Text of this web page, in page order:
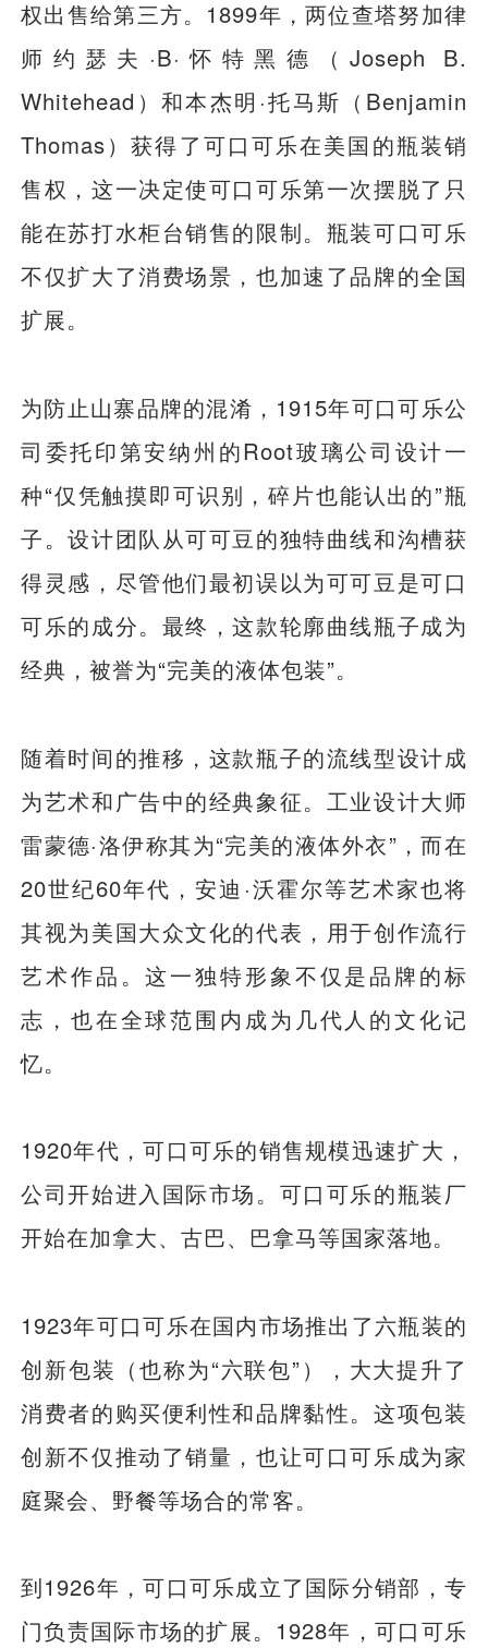
权出售给第三方。1899年，两位查塔努加律
师约瑟夫·B·怀特黑德（Joseph B.
Whitehead）和本杰明·托马斯（Benjamin
Thomas）获得了可口可乐在美国的瓶装销
售权，这一决定使可口可乐第一次摆脱了只
能在苏打水柜台销售的限制。瓶装可口可乐
不仅扩大了消费场景，也加速了品牌的全国
扩展。
为防止山寨品牌的混淆，1915年可口可乐公
司委托印第安纳州的Root玻璃公司设计一
种“仅凭触摸即可识别，碎片也能认出的”瓶
子。设计团队从可可豆的独特曲线和沟槽获
得灵感，尽管他们最初误以为可可豆是可口
可乐的成分。最终，这款轮廓曲线瓶子成为
经典，被誉为“完美的液体包装”。
随着时间的推移，这款瓶子的流线型设计成
为艺术和广告中的经典象征。工业设计大师
雷蒙德·洛伊称其为“完美的液体外衣”，而在
20世纪60年代，安迪·沃霍尔等艺术家也将
其视为美国大众文化的代表，用于创作流行
艺术作品。这一独特形象不仅是品牌的标
志，也在全球范围内成为几代人的文化记
忆。
1920年代，可口可乐的销售规模迅速扩大，
公司开始进入国际市场。可口可乐的瓶装厂
开始在加拿大、古巴、巴拿马等国家落地。
1923年可口可乐在国内市场推出了六瓶装的
创新包装（也称为“六联包”），大大提升了
消费者的购买便利性和品牌黏性。这项包装
创新不仅推动了销量，也让可口可乐成为家
庭聚会、野餐等场合的常客。
到1926年，可口可乐成立了国际分销部，专
门负责国际市场的扩展。1928年，可口可乐